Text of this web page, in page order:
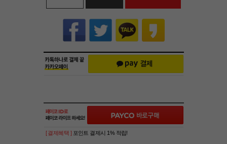
[ 결제혜택 ] 포인트 결제시 1% 적립!